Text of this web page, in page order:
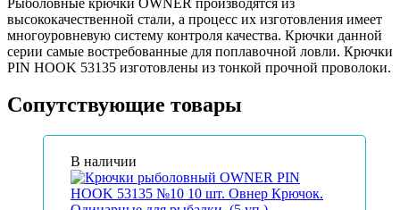
высококачественной стали, а процесс их изготовления имеет
многоуровневую систему контроля качества. Крючки данной
серии самые востребованные для поплавочной ловли. Крючки
PIN HOOK 53135 изготовлены из тонкой прочной проволоки.
Сопутствующие товары
В наличии